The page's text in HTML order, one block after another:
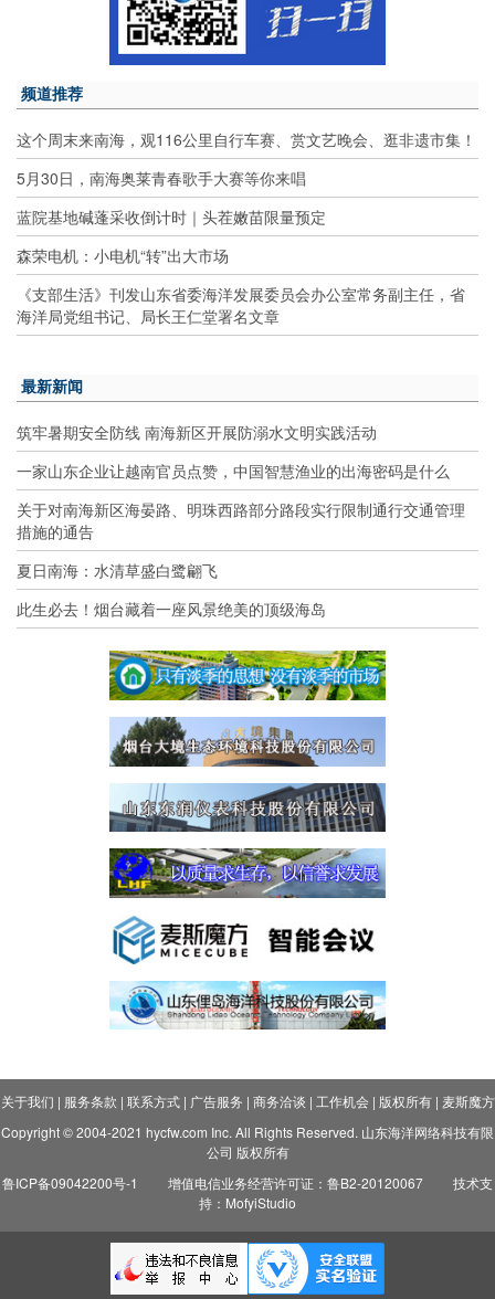
频道推荐
这个周末来南海，观116公里自行车赛、赏文艺晚会、逛非遗市集！
5月30日，南海奥莱青春歌手大赛等你来唱
蓝院基地碱蓬采收倒计时｜头茬嫩苗限量预定
森荣电机：小电机“转”出大市场
《支部生活》刊发山东省委海洋发展委员会办公室常务副主任，省
海洋局党组书记、局长王仁堂署名文章
最新新闻
筑牢暑期安全防线 南海新区开展防溺水文明实践活动
一家山东企业让越南官员点赞，中国智慧渔业的出海密码是什么
关于对南海新区海晏路、明珠西路部分路段实行限制通行交通管理
措施的通告
夏日南海：水清草盛白鹭翩飞
此生必去！烟台藏着一座风景绝美的顶级海岛
关于我们 | 服务条款 | 联系方式| 广告服务 | 商务洽谈 | 工作机会| 版权所有| 麦斯魔方
Copyright © 2004-2021 hycfw.com Inc. All Rights Reserved. 山东海洋网络科技有限
公司 版权所有
鲁ICP备09042200号-1
增值电信业务经营许可证：鲁B2-20120067
技术支
持：MofyiStudio